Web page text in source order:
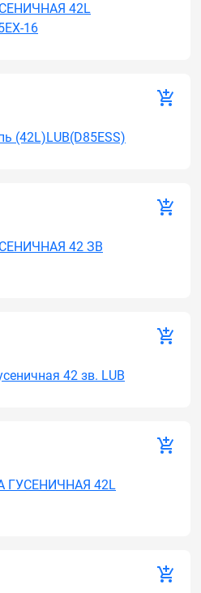
42L
16
(42L)LUB(D85ESS)
42 ЗВ
42 зв. LUB
ГУСЕНИЧНАЯ 42L